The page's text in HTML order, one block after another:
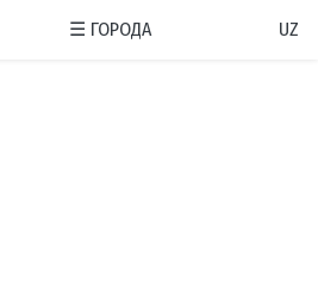
☰ ГОРОДА UZ